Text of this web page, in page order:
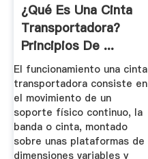
¿Qué Es Una Cinta
Transportadora?
Principios De ...
El funcionamiento una cinta
transportadora consiste en
el movimiento de un
soporte físico continuo, la
banda o cinta, montado
sobre unas plataformas de
dimensiones variables y